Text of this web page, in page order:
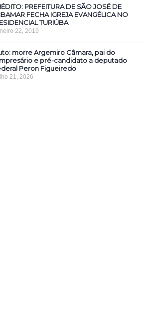
PREFEITURA DE SÃO JOSÉ DE
FECHA IGREJA EVANGÉLICA NO
TURIÚBA
22, 2019
morre Argemiro Câmara, pai do
e pré-candidato a deputado
Peron Figueiredo
21, 2026